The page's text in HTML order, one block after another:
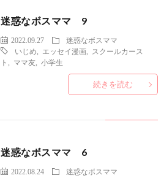
迷惑なボスママ 9
2022.09.27
迷惑なボスママ
いじめ
エッセイ漫画
スクールカース
ト
ママ友 ,小学生
続きを読む
迷惑なボスママ 6
2022.08.24
迷惑なボスママ